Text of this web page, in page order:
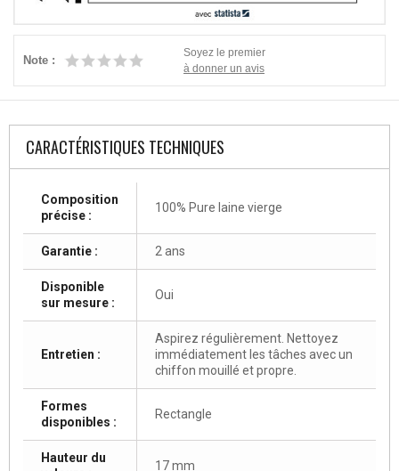
Note :
Soyez le premier
à donner un avis
CARACTÉRISTIQUES TECHNIQUES
Composition
précise :
100% Pure laine vierge
Garantie : 2 ans
Disponible
sur mesure :
Oui
Entretien :
Aspirez régulièrement. Nettoyez
immédiatement les tâches avec un
chiffon mouillé et propre.
Formes
disponibles :
Rectangle
Hauteur du
17 mm